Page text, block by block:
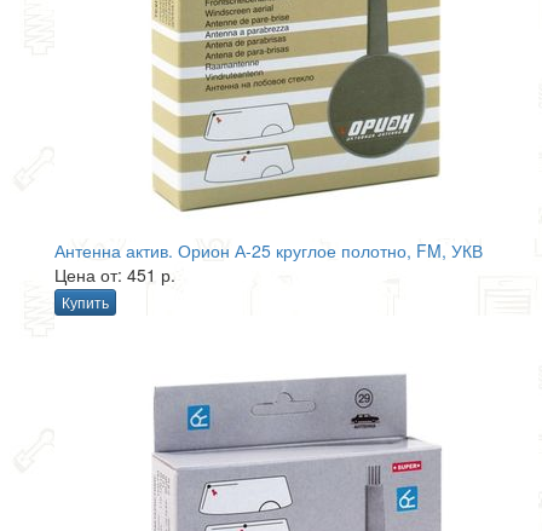
Антенна актив. Орион А-25 круглое полотно, FM, УКВ
Цена от: 451 р.
Купить